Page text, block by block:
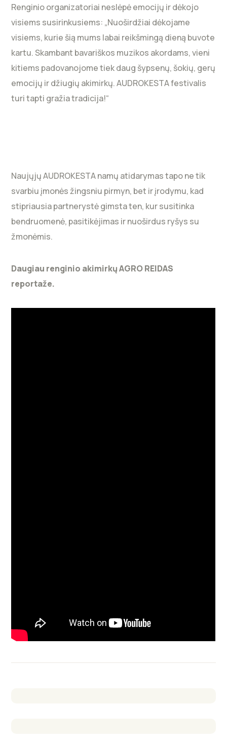
Renginio organizatoriai neslėpė emocijų ir dėkojo
visiems susirinkusiems: „Nuoširdžiai dėkojame
visiems, kurie šią mums labai reikšmingą dieną buvote
kartu. Skambant bavariškos muzikos akordams, vieni
kitiems padovanojome tiek daug šypsenų, šokių, gerų
emocijų ir džiugių akimirkų. AUDROKESTA festivalis
turi tapti gražia tradicija!“
Naujųjų AUDROKESTA namų atidarymas tapo ne tik
svarbiu įmonės žingsniu pirmyn, bet ir įrodymu, kad
stipriausia partnerystė gimsta ten, kur susitinka
bendruomenė, pasitikėjimas ir nuoširdus ryšys su
žmonėmis.
Daugiau renginio akimirkų AGRO REIDAS
reportaže.